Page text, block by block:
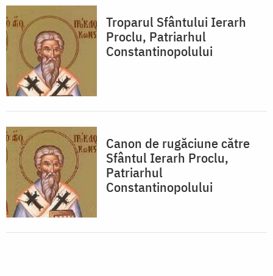
Troparul Sfântului Ierarh
Proclu, Patriarhul
Constantinopolului
Canon de rugăciune către
Sfântul Ierarh Proclu,
Patriarhul
Constantinopolului